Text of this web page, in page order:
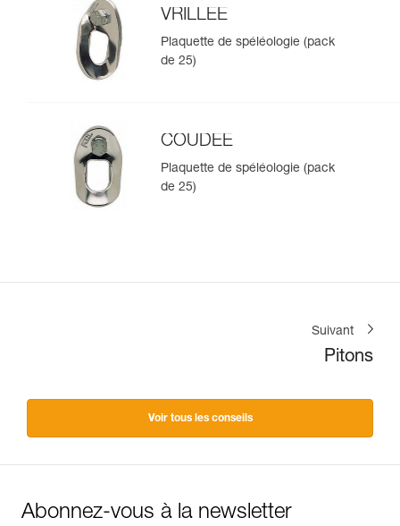
VRILLEE
Plaquette de spéléologie (pack
de 25)
COUDEE
Plaquette de spéléologie (pack
de 25)
Suivant
Pitons
Voir tous les conseils
Abonnez-vous à la newsletter